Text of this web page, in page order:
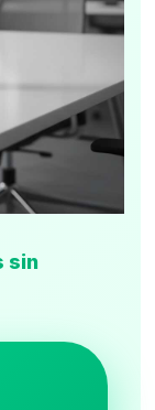
sin